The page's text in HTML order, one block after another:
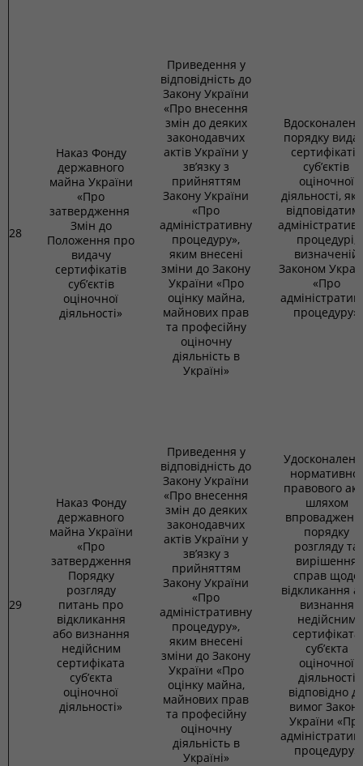
28
Наказ Фонду
державного
майна України
«Про
затвердження
Змін до
Положення про
видачу
сертифікатів
суб’єктів
оціночної
діяльності»
Приведення у
відповідність до
Закону України
«Про внесення
змін до деяких
законодавчих
актів України у
зв’язку з
прийняттям
Закону України
«Про
адміністративну
процедуру»,
яким внесені
зміни до Закону
України «Про
оцінку майна,
майнових прав
та професійну
оціночну
діяльність в
Україні»
порядку
сертифікатів
суб’єктів
оціночної
діяльності,
процедурі,
визначеній
Законом
«Про
процедуру»
29
Наказ Фонду
державного
майна України
«Про
затвердження
Порядку
розгляду
питань про
відкликання
або визнання
недійсним
сертифіката
суб’єкта
оціночної
діяльності»
Приведення у
відповідність до
Закону України
«Про внесення
змін до деяких
законодавчих
актів України у
зв’язку з
прийняттям
Закону України
«Про
адміністративну
процедуру»,
яким внесені
зміни до Закону
України «Про
оцінку майна,
майнових прав
та професійну
оціночну
діяльність в
Україні»
нормативно-
правового
шляхом
порядку
розгляду та
вирішення
справ щодо
відкликання
визнання
недійсним
сертифіката
суб’єкта
оціночної
діяльності
відповідно
вимог Закону
України
процедуру»